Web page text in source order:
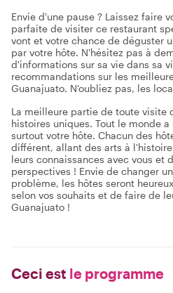
Envie d'une pause ? Laissez faire
parfaite de visiter ce restaurant
vont et votre chance de déguster
par votre hôte. N'hésitez pas à
d'informations sur sa vie dans sa
recommandations sur les
Guanajuato. N'oubliez pas, les
La meilleure partie de toute visite
histoires uniques. Tout le monde
surtout votre hôte. Chacun des
différent, allant des arts à
leurs connaissances avec vous et
perspectives ! Envie de changer
problème, les hôtes seront
selon vos souhaits et de faire de
Guanajuato !
Ceci est le programme